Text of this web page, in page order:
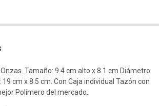
Tamaño: 9.4 cm alto x 8.1 cm Diámetro
cm x 8.5 cm. Con Caja individual Tazón con
Polímero del mercado.